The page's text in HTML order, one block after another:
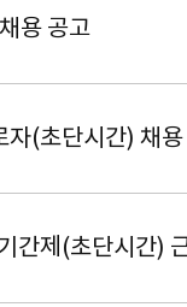
용 공고
자(초단시간) 채
간제(초단시간)